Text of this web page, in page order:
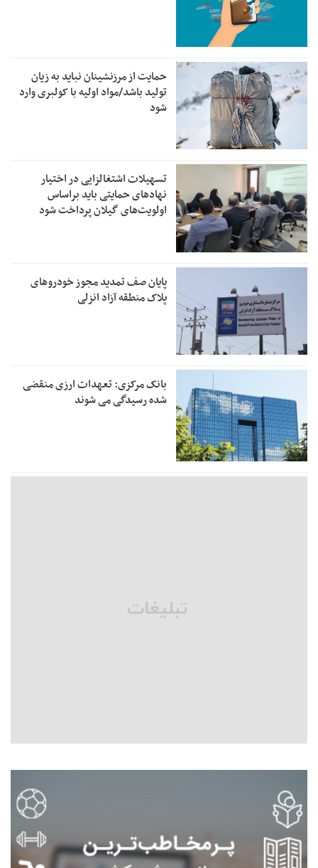
حمایت از مرزنشینان نباید به زیان
تولید باشد/مواد اولیه با کولبری وارد
شود
تسهیلات اشتغالزایی در اختیار
نهادهای حمایتی باید براساس
اولویت‌های گیلان پرداخت شود
پایان صف تمدید مجوز خودروهای
پلاک منطقه آزاد انزلی
بانک مرکزی: تعهدات ارزی منقضی
شده رسیدگی می شوند